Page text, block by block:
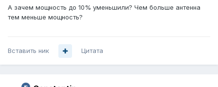
А зачем мощность до 10% уменьшили? Чем больше антенна
тем меньше мощность?
Вставить ник Цитата